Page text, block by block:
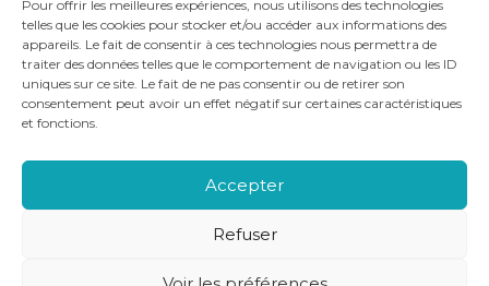
Pour offrir les meilleures expériences, nous utilisons des technologies
telles que les cookies pour stocker et/ou accéder aux informations des
appareils. Le fait de consentir à ces technologies nous permettra de
traiter des données telles que le comportement de navigation ou les ID
uniques sur ce site. Le fait de ne pas consentir ou de retirer son
consentement peut avoir un effet négatif sur certaines caractéristiques
et fonctions.
Accepter
Refuser
Principale
NOS OUTILS DIGITAUX
NOUS REJOINDRE
NOUS CONTACTER
MENTIONS LÉGALES